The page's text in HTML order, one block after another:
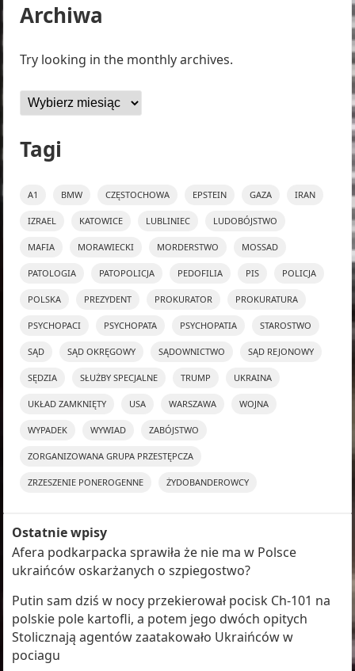
Archiwa
Try looking in the monthly archives.
Archiwa
Tagi
A1 BMW CZĘSTOCHOWA EPSTEIN GAZA IRAN
IZRAEL KATOWICE LUBLINIEC LUDOBÓJSTWO
MAFIA MORAWIECKI MORDERSTWO MOSSAD
PATOLOGIA PATOPOLICJA PEDOFILIA PIS POLICJA
POLSKA PREZYDENT PROKURATOR PROKURATURA
PSYCHOPACI PSYCHOPATA PSYCHOPATIA STAROSTWO
SĄD SĄD OKRĘGOWY SĄDOWNICTWO SĄD REJONOWY
SĘDZIA SŁUŻBY SPECJALNE TRUMP UKRAINA
UKŁAD ZAMKNIĘTY USA WARSZAWA WOJNA
WYPADEK WYWIAD ZABÓJSTWO
ZORGANIZOWANA GRUPA PRZESTĘPCZA
ZRZESZENIE PONEROGENNE ŻYDOBANDEROWCY
Ostatnie wpisy
Afera podkarpacka sprawiła że nie ma w Polsce
ukraińców oskarżanych o szpiegostwo?
Putin sam dziś w nocy przekierował pocisk Ch-101 na
polskie pole kartofli, a potem jego dwóch opitych
Stolicznają agentów zaatakowało Ukraińców w
pociagu